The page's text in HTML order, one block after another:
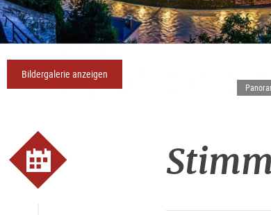
Bildergalerie anzeigen